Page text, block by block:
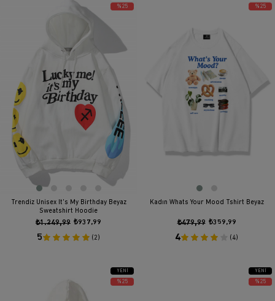
Trendiz Unisex It's My Birthday Beyaz
Sweatshirt Hoodie
₺937,99
₺1.249,99
5 (2)
ÜRÜN
%25
Kadın Whats Your Mood Tshirt Beyaz
₺359,99
₺479,99
4 (4)
ÜRÜN
%25
YENI
ÜRÜN
%25
YENI
ÜRÜN
%25